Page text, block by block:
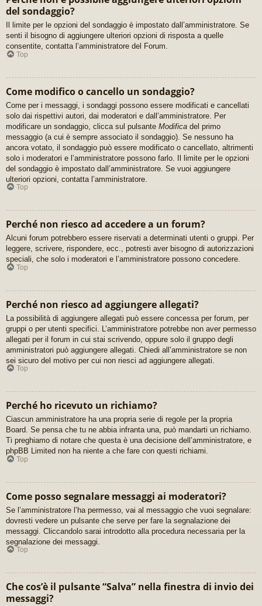
del sondaggio?
Il limite per le opzioni del sondaggio è impostato dall’amministratore. Se
senti il bisogno di aggiungere ulteriori opzioni di risposta a quelle
consentite, contatta l’amministratore del Forum.
Top
Come modifico o cancello un sondaggio?
Come per i messaggi, i sondaggi possono essere modificati e cancellati
solo dai rispettivi autori, dai moderatori e dall’amministratore. Per
modificare un sondaggio, clicca sul pulsante Modifica del primo
messaggio (a cui è sempre associato il sondaggio). Se nessuno ha
ancora votato, il sondaggio può essere modificato o cancellato, altrimenti
solo i moderatori e l’amministratore possono farlo. Il limite per le opzioni
del sondaggio è impostato dall’amministratore. Se vuoi aggiungere
ulteriori opzioni, contatta l’amministratore.
Top
Perché non riesco ad accedere a un forum?
Alcuni forum potrebbero essere riservati a determinati utenti o gruppi. Per
leggere, scrivere, rispondere, ecc., potresti aver bisogno di autorizzazioni
speciali, che solo i moderatori e l’amministratore possono concedere.
Top
Perché non riesco ad aggiungere allegati?
La possibilità di aggiungere allegati può essere concessa per forum, per
gruppi o per utenti specifici. L’amministratore potrebbe non aver permesso
allegati per il forum in cui stai scrivendo, oppure solo il gruppo degli
amministratori può aggiungere allegati. Chiedi all’amministratore se non
sei sicuro del motivo per cui non riesci ad aggiungere allegati.
Top
Perché ho ricevuto un richiamo?
Ciascun amministratore ha una propria serie di regole per la propria
Board. Se pensa che tu ne abbia infranta una, può mandarti un richiamo.
Ti preghiamo di notare che questa è una decisione dell’amministratore, e
phpBB Limited non ha niente a che fare con questi richiami.
Top
Come posso segnalare messaggi ai moderatori?
Se l’amministratore l’ha permesso, vai al messaggio che vuoi segnalare:
dovresti vedere un pulsante che serve per fare la segnalazione dei
messaggi. Cliccandolo sarai introdotto alla procedura necessaria per la
segnalazione dei messaggi.
Top
Che cos’è il pulsante “Salva” nella finestra di invio dei
messaggi?